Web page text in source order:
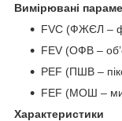
Вимірювані
FVC (ФЖЄЛ –
FEV (ОФВ –
PEF (ПШВ –
FEF (МОШ –
Характеристики